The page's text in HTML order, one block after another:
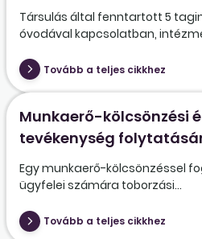
Társulás által fenntartott 5
óvodával kapcsolatban,
Tovább a teljes cikkhez
Munkaerő-kölcsönzési
tevékenység
Egy munkaerő-kölcsönzéssel
ügyfelei számára toborzási...
Tovább a teljes cikkhez